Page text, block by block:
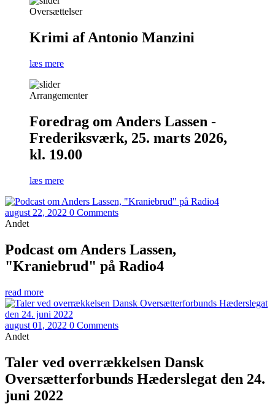
Oversættelser
Krimi af Antonio Manzini
læs mere
Arrangementer
Foredrag om Anders Lassen -
Frederiksværk, 25. marts 2026,
kl. 19.00
læs mere
august 22, 2022 0 Comments
Andet
Podcast om Anders Lassen,
"Kraniebrud" på Radio4
read more
august 01, 2022 0 Comments
Andet
Taler ved overrækkelsen Dansk
Oversætterforbunds Hæderslegat den 24.
juni 2022